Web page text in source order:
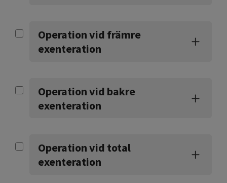
Operation vid främre
exenteration
Operation vid bakre
exenteration
Operation vid total
exenteration